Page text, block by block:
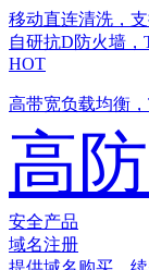
移动直连清洗，
自研抗D防火墙，
HOT
高带宽负载均衡
高
安全产品
域名注册